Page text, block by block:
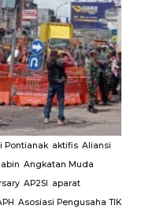
Pontianak aktifis Aliansi
Angkatan Muda
AP2SI aparat
Asosiasi Pengusaha TIK